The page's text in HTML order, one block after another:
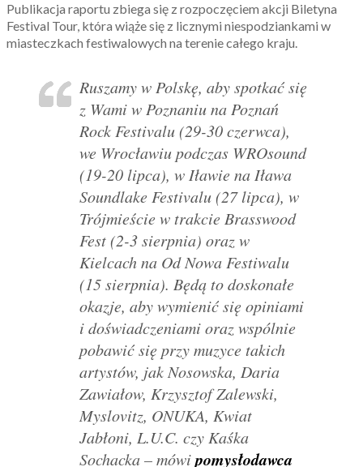
Publikacja raportu zbiega się z rozpoczęciem akcji Biletyna
Festival Tour, która wiąże się z licznymi niespodziankami w
miasteczkach festiwalowych na terenie całego kraju.
Ruszamy w Polskę, aby spotkać się
z Wami w Poznaniu na Poznań
Rock Festivalu (29-30 czerwca),
we Wrocławiu podczas WROsound
(19-20 lipca), w Iławie na Iława
Soundlake Festivalu (27 lipca), w
Trójmieście w trakcie Brasswood
Fest (2-3 sierpnia) oraz w
Kielcach na Od Nowa Festiwalu
(15 sierpnia). Będą to doskonałe
okazje, aby wymienić się opiniami
i doświadczeniami oraz wspólnie
pobawić się przy muzyce takich
artystów, jak Nosowska, Daria
Zawiałow, Krzysztof Zalewski,
Myslovitz, ONUKA, Kwiat
Jabłoni, L.U.C. czy Kaśka
Sochacka– mówipomysłodawca